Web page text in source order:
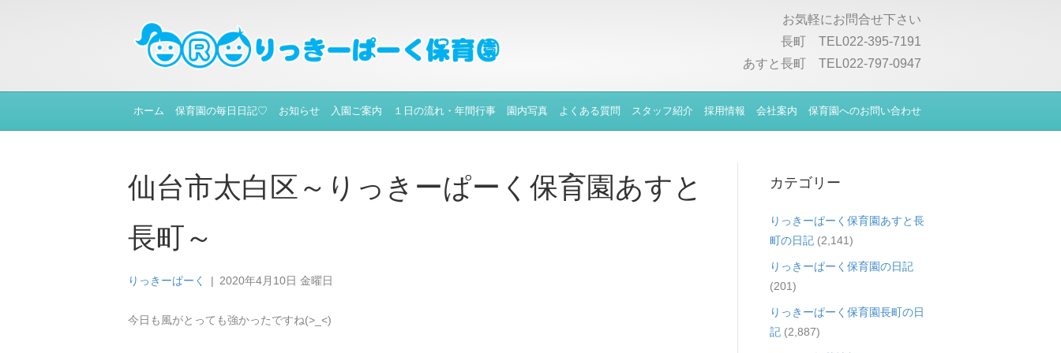
お気軽にお問合せ下さい
長町 TEL022-395-7191
あすと長町 TEL022-797-0947
ホーム 保育園の毎日日記♡ お知らせ 入園ご案内 １日の流れ・年間行事 園内写真 よくある質問 スタッフ紹介 採用情報 会社案内 保育園へのお問い合わせ
仙台市太白区～りっきーぱーく保育園あすと
長町～
りっきーぱーく | 2020年4月10日 金曜日
今日も風がとっても強かったですね(>_<)
カテゴリー
りっきーぱーく保育園あすと長
町の日記(2,141)
りっきーぱーく保育園の日記
(201)
りっきーぱーく保育園長町の日
記(2,887)